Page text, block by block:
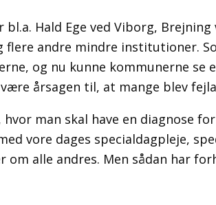
Hald Ege ved Viborg, Brejning
andre mindre institutioner.
og nu kunne kommunerne se
årsagen til, at mange blev
man skal have en diagnose
vore dages specialdagpleje,
alle andres. Men sådan har